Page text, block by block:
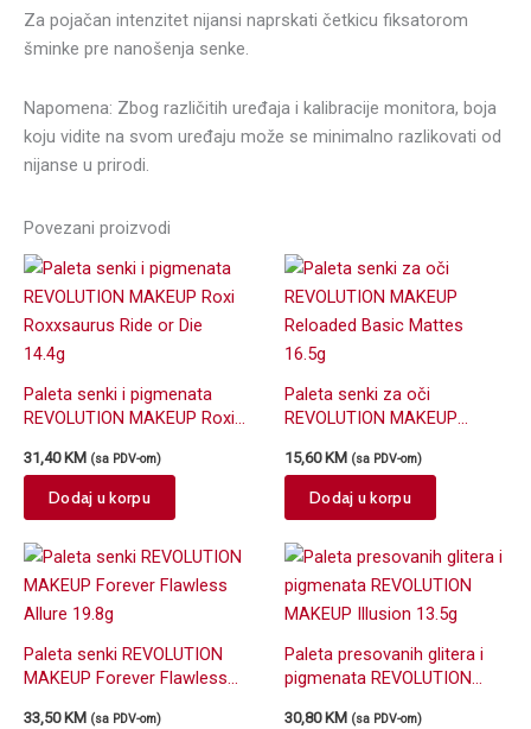
Za pojačan intenzitet nijansi naprskati četkicu fiksatorom
šminke pre nanošenja senke.
Napomena: Zbog različitih uređaja i kalibracije monitora, boja
koju vidite na svom uređaju može se minimalno razlikovati od
nijanse u prirodi.
Povezani proizvodi
Paleta senki i pigmenata
REVOLUTION MAKEUP Roxi
14.4g
31,40KM (sa PDV-om)
Dodaj u korpu
Paleta senki za oči
REVOLUTION MAKEUP
16.5g
15,60KM (sa PDV-om)
Dodaj u korpu
Paleta senki REVOLUTION
MAKEUP Forever Flawless
33,50 KM (sa PDV-om)
Paleta presovanih glitera i
pigmenata REVOLUTION
30,80 KM (sa PDV-om)